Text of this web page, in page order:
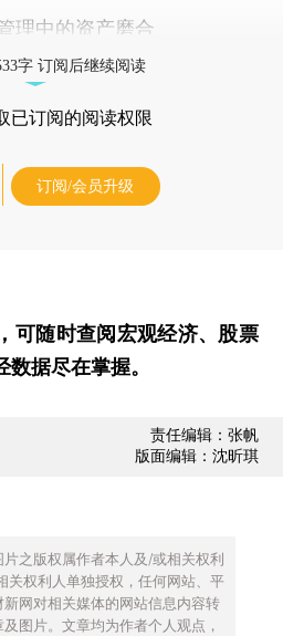
理中的资产磨合
字 订阅后继续阅读
已订阅的阅读权限
订阅/会员升级
，可随时查阅宏观经济、股票
据尽在掌握。
责任编辑：张帆
版面编辑：沈昕琪
之版权属作者本人及/或相关权利
关权利人单独授权，任何网站、平
网对相关媒体的网站信息内容转
图片。文章均为作者个人观点，